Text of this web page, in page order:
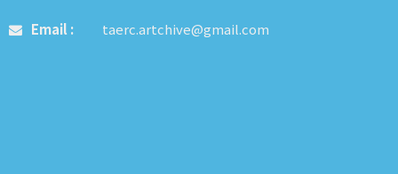
Email : taerc.artchive@gmail.com